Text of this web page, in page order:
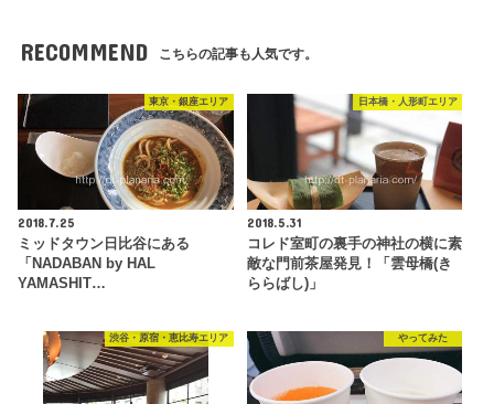
RECOMMEND こちらの記事も人気です。
東京・銀座エリア
2018.7.25
ミッドタウン日比谷にある
「NADABAN by HAL
YAMASHIT…
日本橋・人形町エリア
2018.5.31
コレド室町の裏手の神社の横に素
敵な門前茶屋発見！「雲母橋(き
ららばし)」
渋谷・原宿・恵比寿エリア やってみた